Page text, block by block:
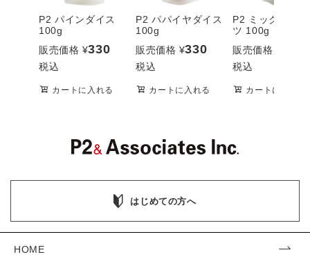
P2 パインダイス
100g
販売価格 ¥330
税込
カートに入れる
P2 パパイヤダイス
100g
販売価格 ¥330
税込
カートに入れる
P2 ミックスフ
ツ 100g
販売価格
税込
カートに入れる
はじめての方へ
HOME